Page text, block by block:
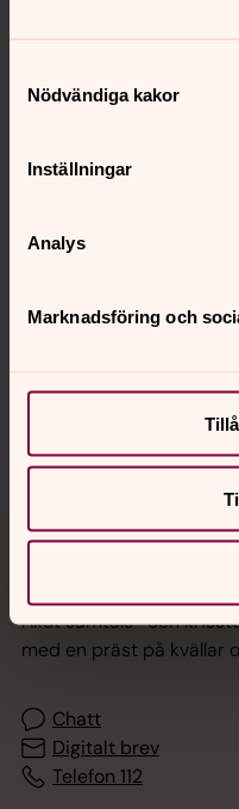
Nödvändiga kakor
Inställningar
Analys
Marknadsföring och
Sociala kanaler
Jourhavande
Akut samtals- och
med en präst på kvällar
Chatt
Digitalt brev
Telefon 112